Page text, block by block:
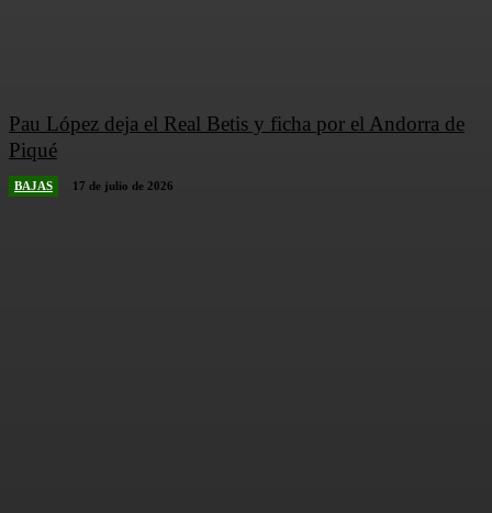
Pau López deja el Real Betis y ficha por el Andorra de
Piqué
BAJAS 17 de julio de 2026